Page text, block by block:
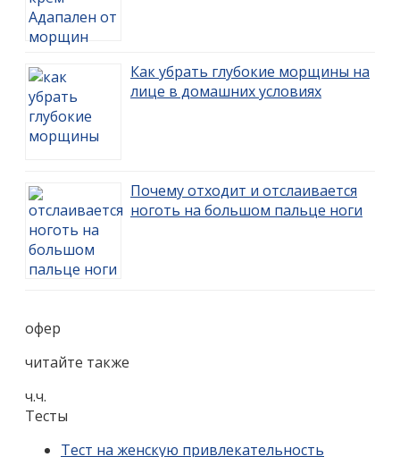
Как убрать глубокие морщины на
лице в домашних условиях
Почему отходит и отслаивается
ноготь на большом пальце ноги
офер
читайте также
ч.ч.
Тесты
Тест на женскую привлекательность